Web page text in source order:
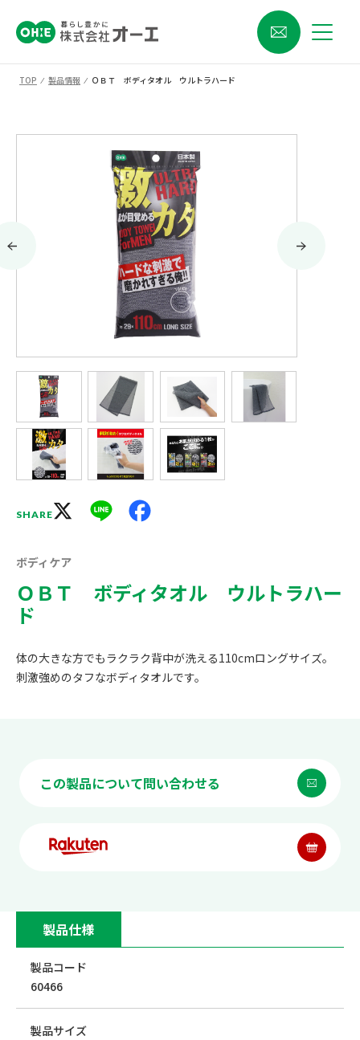
TOP ⁄ 製品情報 ⁄ ＯＢＴ ボディタオル ウルトラハード
SHARE Line
ボディケア
ＯＢＴ ボディタオル ウルトラハー
ド
体の大きな方でもラクラク背中が洗える110cmロングサイズ。
刺激強めのタフなボディタオルです。
製品仕様
製品コード
60466
製品サイズ
この製品について問い合わせる